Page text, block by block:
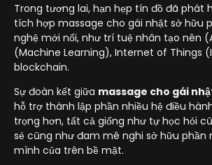
Trong tương lai, hạn hẹp tín đồ đã phát
tích hợp massage cho gái nhật sở hữu
nghệ mới nổi, như trí tuệ nhân tạo nên
(Machine Learning), Internet of Things
blockchain.
Sự đoàn kết giữa massage cho gái
hỗ trợ thành lập phần nhiều hệ điều
trọng hơn, tất cả giống như tự học hỏi
sẻ cũng như đam mê nghi sở hữu phần
mình của trên bề mặt.